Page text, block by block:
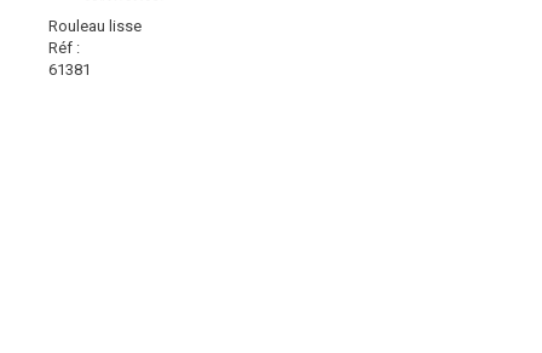
Rouleau lisse
Réf :
61381